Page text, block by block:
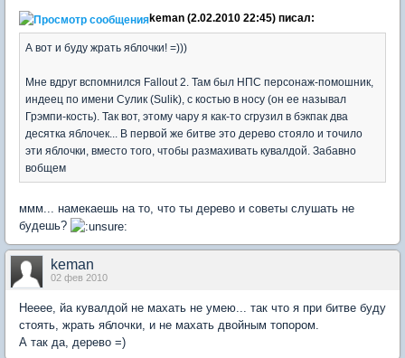
keman (2.02.2010 22:45) писал:
А вот и буду жрать яблочки! =)))
Мне вдруг вспомнился Fallout 2. Там был НПС персонаж-помошник,
индеец по имени Сулик (Sulik), с костью в носу (он ее называл
Грэмпи-кость). Так вот, этому чару я как-то сгрузил в бэкпак два
десятка яблочек... В первой же битве это дерево стояло и точило
эти яблочки, вместо того, чтобы размахивать кувалдой. Забавно
вобщем
ммм... намекаешь на то, что ты дерево и советы слушать не
будешь?
keman
02 фев 2010
Нееее, йа кувалдой не махать не умею... так что я при битве буду
стоять, жрать яблочки, и не махать двойным топором.
А так да, дерево =)